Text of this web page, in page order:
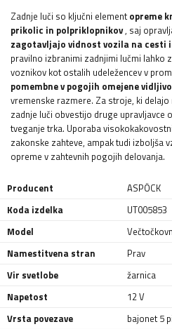
Zadnje luči so ključni elementopreme
prikolic in polpriklopnikov, saj
zagotavljajo vidnost vozila na cesti
pravilno izbranimi zadnjimi lučmi lahko
voznikov kot ostalih udeležencev v
pomembne v pogojih omejene
vremenske razmere. Za stroje, ki
zadnje luči obvestijo druge upravljavce
tveganje trka. Uporaba
zakonske zahteve, ampak tudi izboljša
opreme v zahtevnih pogojih delovanja.
Producent
ASPÖCK
Koda izdelka
UT005853
Model
Namestitvena stran
Prav
Vir svetlobe
žarnica
Napetost
12 V
Vrsta povezave
bajonet 5